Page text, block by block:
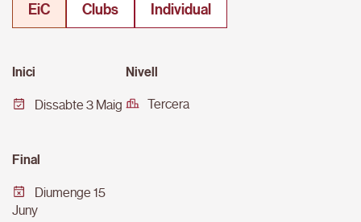
EiC Clubs Individual
Inici
Dissabte 3 Maig
Nivell
Tercera
Final
Diumenge 15
Juny